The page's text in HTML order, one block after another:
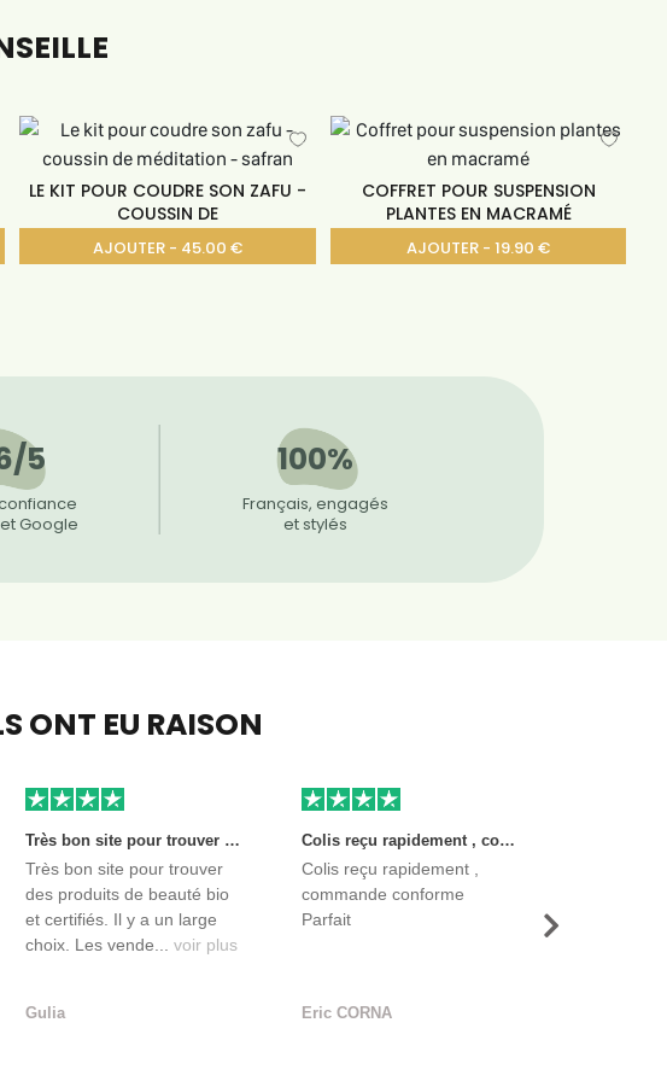
LE KIT POUR COUDRE SON ZAFU -
COUSSIN DE
AJOUTER - 45.00 €
COFFRET POUR SUSPENSION
PLANTES EN MACRAMÉ
AJOUTER - 19.90 €
5
Google
100%
Français, engagés
et stylés
ONT EU RAISON
Très bon site pour trouver des produits de beauté bio et certifiés. Il y a un large choix. Les vendeurs sont des entreprises françaises qui propose aussi des produits de qualité et moins chers que ce qu’on peut trouver dans des magasins.
Très bon site pour trouver
des produits de beauté bio
et certifiés. Il y a un large
choix. Les vende... voir plus
Gulia
Colis reçu rapidement , commande conforme Parfait
Colis reçu rapidement ,
commande conforme
Parfait
Eric CORNA
Suivant